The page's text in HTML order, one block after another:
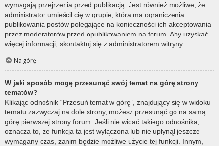
wymagają przejrzenia przed publikacją. Jest również możliwe, że
administrator umieścił cię w grupie, która ma ograniczenia
publikowania postów polegające na konieczności ich akceptowania
przez moderatorów przed opublikowaniem na forum. Aby uzyskać
więcej informacji, skontaktuj się z administratorem witryny.
Na górę
W jaki sposób mogę przesunąć swój temat na górę strony
tematów?
Klikając odnośnik “Przesuń temat w górę”, znajdujący się w widoku
tematu zazwyczaj na dole strony, możesz przesunąć go na samą
górę pierwszej strony forum. Jeśli nie widać takiego odnośnika,
oznacza to, że funkcja ta jest wyłączona lub nie upłynął jeszcze
wymagany czas, zanim będzie możliwe użycie tej funkcji. Innym,